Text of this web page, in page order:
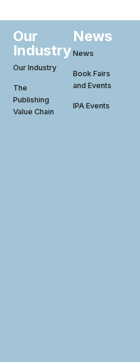
Our
Industry
Our Industry
The
Publishing
Value Chain
News
News
Book Fairs
and Events
IPA Events